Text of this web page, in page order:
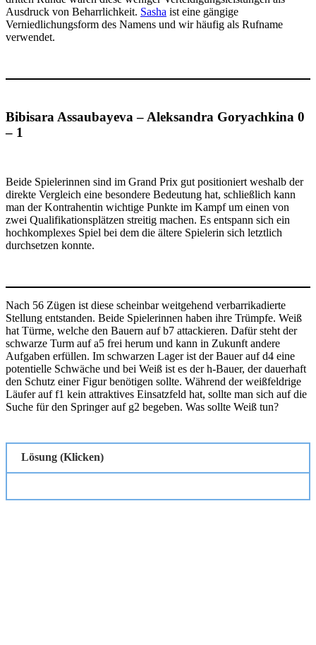
Ausdruck von Beharrlichkeit. Sasha ist eine gängige
Verniedlichungsform des Namens und wir häufig als Rufname
verwendet.
Bibisara Assaubayeva – Aleksandra Goryachkina 0
– 1
Beide Spielerinnen sind im Grand Prix gut positioniert weshalb der
direkte Vergleich eine besondere Bedeutung hat, schließlich kann
man der Kontrahentin wichtige Punkte im Kampf um einen von
zwei Qualifikationsplätzen streitig machen. Es entspann sich ein
hochkomplexes Spiel bei dem die ältere Spielerin sich letztlich
durchsetzen konnte.
Nach 56 Zügen ist diese scheinbar weitgehend verbarrikadierte
Stellung entstanden. Beide Spielerinnen haben ihre Trümpfe. Weiß
hat Türme, welche den Bauern auf b7 attackieren. Dafür steht der
schwarze Turm auf a5 frei herum und kann in Zukunft andere
Aufgaben erfüllen. Im schwarzen Lager ist der Bauer auf d4 eine
potentielle Schwäche und bei Weiß ist es der h-Bauer, der dauerhaft
den Schutz einer Figur benötigen sollte. Während der weißfeldrige
Läufer auf f1 kein attraktives Einsatzfeld hat, sollte man sich auf die
Suche für den Springer auf g2 begeben. Was sollte Weiß tun?
Lösung (Klicken)